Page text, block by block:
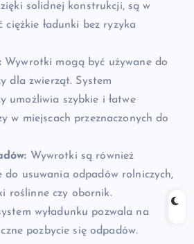
solidnej konstrukcji, są w
ciężkie ładunki bez ryzyka
Wywrotki mogą być używane do
dla zwierząt. System
umożliwia szybkie i łatwe
w miejscach przeznaczonych do
Wywrotki są również
do usuwania odpadów rolniczych,
roślinne czy obornik.
wyładunku pozwala na
pozbycie się odpadów.